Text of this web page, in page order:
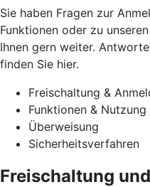
Sie haben Fragen zur
Funktionen oder zu
Ihnen gern weiter.
finden Sie hier.
Freischaltung &
Funktionen & Nutzung
Überweisung
Sicherheitsverfahren
Freischaltung